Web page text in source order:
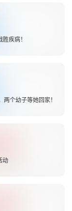
疾病！
个幼子等她回家！
动